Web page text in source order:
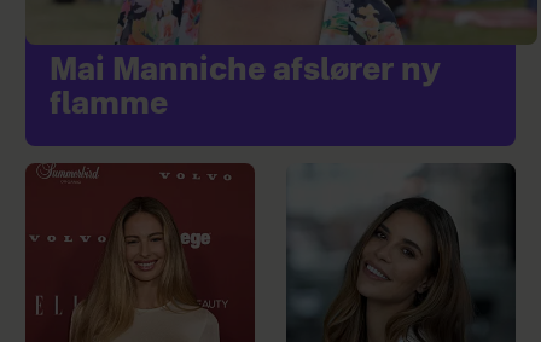
Mai Manniche afslører ny
flamme